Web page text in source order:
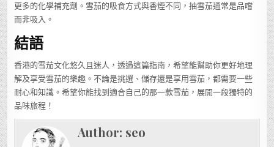
更多的化學補充劑。雪茄的吸食方式與香煙不同，抽雪茄通常是品嚐
而非吸入。
結語
香港的雪茄文化悠久且迷人，透過這篇指南，希望能幫助你更好地理
解及享受雪茄的樂趣。不論是挑選、儲存還是享用雪茄，都需要一些
耐心和知識。希望你能找到適合自己的那一款雪茄，展開一段獨特的
品味旅程！
Author: seo